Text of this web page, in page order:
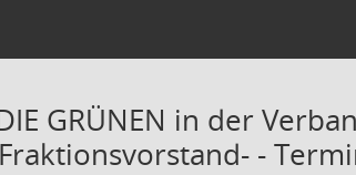
GRÜNEN in der
-